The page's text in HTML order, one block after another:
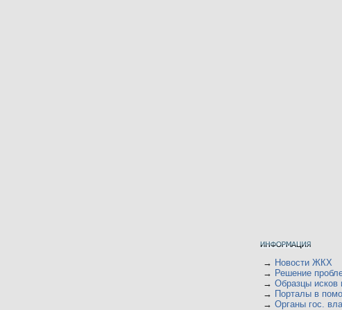
→ Новости ЖКХ
→ Решение
→ Образцы исков
→ Порталы в
→ Органы гос.